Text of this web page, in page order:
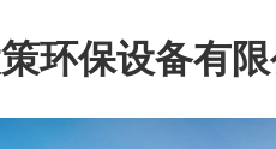
环保设备有